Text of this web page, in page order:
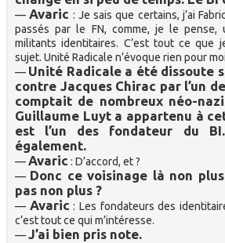
—Avaric : Je sais que certains, j’ai
passés par le FN, comme, je le pense,
militants identitaires. C’est tout ce que
sujet. Unité Radicale n’évoque rien pour
— Unité Radicale a été dissoute
contre Jacques Chirac par l’un
comptait de nombreux néo-
Guillaume Luyt a appartenu à
est l’un des fondateur du
également.
—Avaric : D’accord, et ?
— Donc ce voisinage là non
pas non plus ?
— Avaric : Les fondateurs des
c’est tout ce qui m’intéresse.
—J’ai bien pris note.